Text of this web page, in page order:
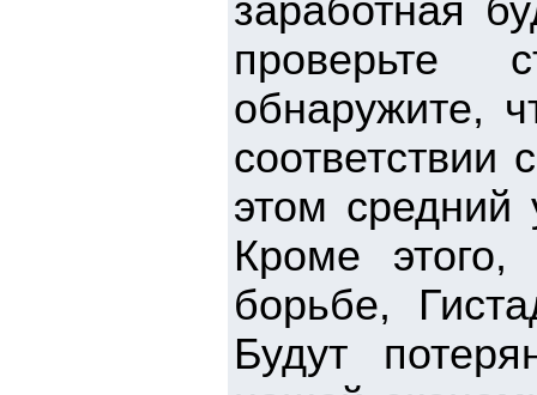
заработная
проверьте
обнаружите,
этом средний
Кроме
борьбе,
Будут